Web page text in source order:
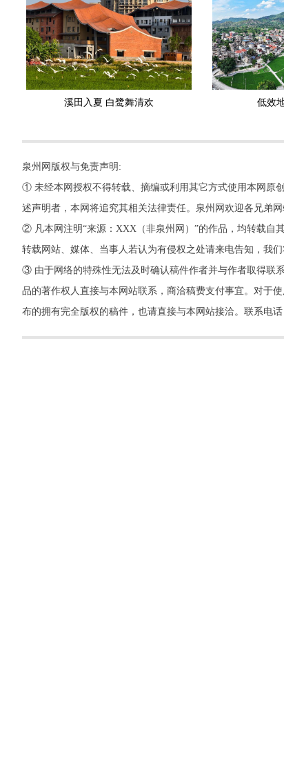
溪田入夏 白鹭舞清欢 低效
泉州网版权与免责声明:
① 未经本网授权不得转载、摘编或利用其它方式使用本网原
述声明者，本网将追究其相关法律责任。泉州网欢迎各兄弟网
② 凡本网注明“来源：XXX（非泉州网）”的作品，均转载自
转载网站、媒体、当事人若认为有侵权之处请来电告知，我们
③ 由于网络的特殊性无法及时确认稿件作者并与作者取得联
品的著作权人直接与本网站联系，商洽稿费支付事宜。对于
布的拥有完全版权的稿件，也请直接与本网站接洽。联系电话